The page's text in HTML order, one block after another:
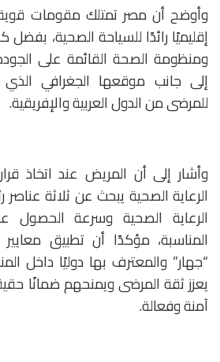
وأوضح أن مصر تمتلك مقومات
إقليميًا رائدًا للسياحة الصحية، بفضل
ومنظومة الصحة القائمة على
إلى جانب موقعها الجغرافي
للمرضى من الدول العربية والإفريقية.
وأشار إلى أن المريض عند اتخاذ
الرعاية الصحية يبحث عن ثلاثة
الرعاية الصحية وسرعة الحصول
المناسبة، مؤكدًا أن تطبيق
“جهار” والمعترف بها دوليًا داخل
يعزز ثقة المرضى ويمنحهم ضمانًا
آمنة وفعالة.